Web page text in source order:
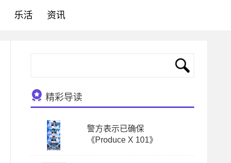
乐活 资讯
精彩导读
警方表示已确保
《Produce X 101》